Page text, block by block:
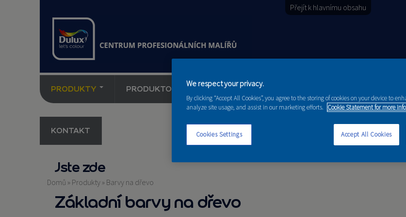
Přejít k hlavnímu obsahu
PRODUKTY PRODUKTOVÉ NOVINKY PORADENSTVÍ
KONTAKT
Jste zde
Domů » Produkty » Barvy na dřevo
Základní barvy na dřevo
We respect your privacy.
By clicking “Accept All Cookies”, you agree to the storing of cookies on your device to
analyze site usage, and assist in our marketing efforts. Cookie Statement for more
Cookies Settings Accept All Cookies